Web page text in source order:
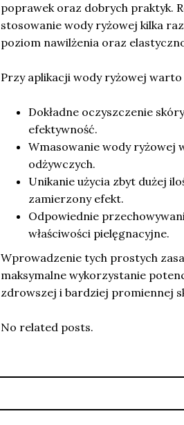
poprawek oraz dobrych praktyk.
stosowanie wody ryżowej kilka
poziom nawilżenia oraz
Przy aplikacji wody ryżowej warto
Dokładne oczyszczenie
efektywność.
Wmasowanie wody ryżowej
odżywczych.
Unikanie użycia zbyt dużej
zamierzony efekt.
Odpowiednie
właściwości pielęgnacyjne.
Wprowadzenie tych prostych
maksymalne wykorzystanie
zdrowszej i bardziej promiennej
No related posts.